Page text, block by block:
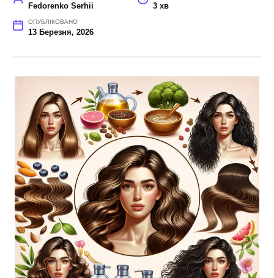
Fedorenko Serhii 3 хв
ОПУБЛІКОВАНО
13 Березня, 2026